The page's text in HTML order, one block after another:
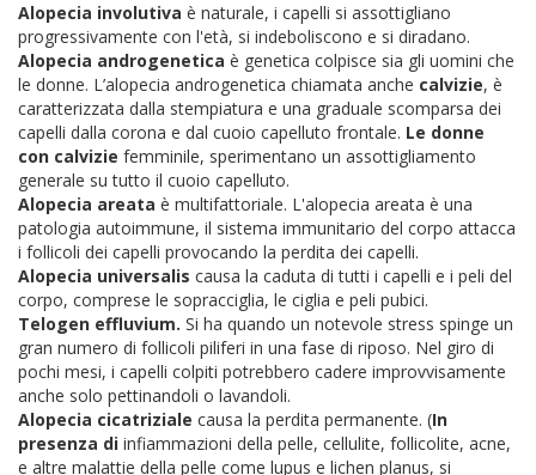
Alopecia involutiva è naturale, i capelli si assottigliano
progressivamente con l'età, si indeboliscono e si diradano.
Alopecia androgenetica è genetica colpisce sia gli uomini che
le donne. L’alopecia androgenetica chiamata anche calvizie, è
caratterizzata dalla stempiatura e una graduale scomparsa dei
capelli dalla corona e dal cuoio capelluto frontale. Le donne
con calvizie femminile, sperimentano un assottigliamento
generale su tutto il cuoio capelluto.
Alopecia areata è multifattoriale. L'alopecia areata è una
patologia autoimmune, il sistema immunitario del corpo attacca
i follicoli dei capelli provocando la perdita dei capelli.
Alopecia universalis causa la caduta di tutti i capelli e i peli del
corpo, comprese le sopracciglia, le ciglia e peli pubici.
Telogen effluvium. Si ha quando un notevole stress spinge un
gran numero di follicoli piliferi in una fase di riposo. Nel giro di
pochi mesi, i capelli colpiti potrebbero cadere improvvisamente
anche solo pettinandoli o lavandoli.
Alopecia cicatriziale causa la perdita permanente. (In
presenza di infiammazioni della pelle, cellulite, follicolite, acne,
e altre malattie della pelle come lupus e lichen planus, si